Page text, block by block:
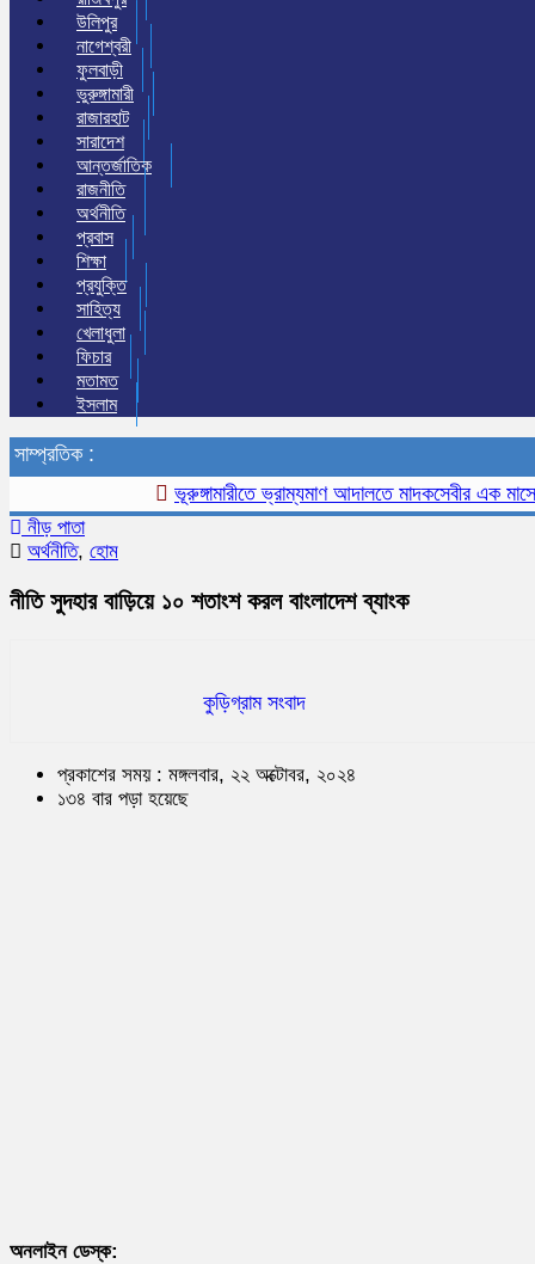
উলিপুর
নাগেশ্বরী
ফুলবাড়ী
ভুরুঙ্গামারী
রাজারহাট
সারাদেশ
আন্তর্জাতিক
রাজনীতি
অর্থনীতি
প্রবাস
শিক্ষা
প্রযুক্তি
সাহিত্য
খেলাধুলা
ফিচার
মতামত
ইসলাম
সাম্প্রতিক :
ভূরুঙ্গামারীতে ভ্রাম্যমাণ আদালতে মাদকসেবীর এক মাসের
নীড় পাতা
অর্থনীতি, হোম
নীতি সুদহার বাড়িয়ে ১০ শতাংশ করল বাংলাদেশ ব্যাংক
কুড়িগ্রাম সংবাদ
প্রকাশের সময় : মঙ্গলবার, ২২ অক্টোবর, ২০২৪
১৩৪ বার পড়া হয়েছে
অনলাইন ডেস্ক: